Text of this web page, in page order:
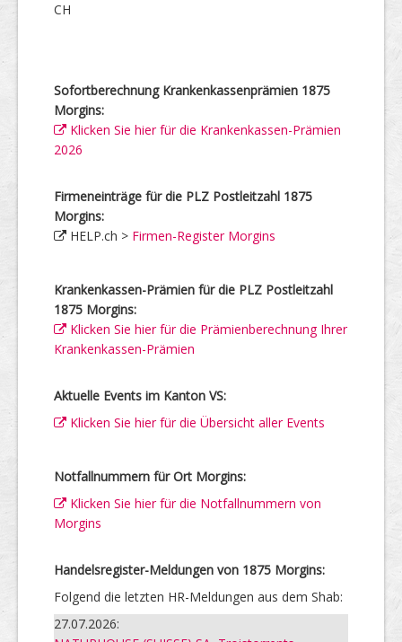
CH
Sofortberechnung Krankenkassenprämien 1875
Morgins:
Klicken Sie hier für die Krankenkassen-Prämien
2026
Firmeneinträge für die PLZ Postleitzahl 1875
Morgins:
HELP.ch > Firmen-Register Morgins
Krankenkassen-Prämien für die PLZ Postleitzahl
1875 Morgins:
Klicken Sie hier für die Prämienberechnung Ihrer
Krankenkassen-Prämien
Aktuelle Events im Kanton VS:
Klicken Sie hier für die Übersicht aller Events
Notfallnummern für Ort Morgins:
Klicken Sie hier für die Notfallnummern von
Morgins
Handelsregister-Meldungen von 1875 Morgins:
Folgend die letzten HR-Meldungen aus dem Shab:
27.07.2026: